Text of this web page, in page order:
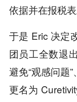
依据并在报税表
于是 Eric 决定
团员工全数退
避免“观感问题
更名为